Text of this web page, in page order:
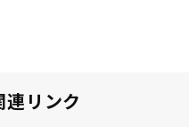
連リンク